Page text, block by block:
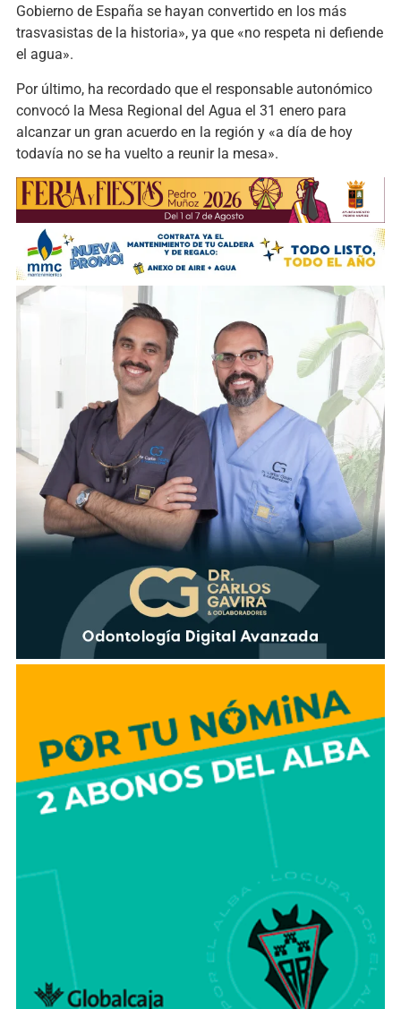
Gobierno de España se hayan convertido en los más
trasvasistas de la historia», ya que «no respeta ni defiende
el agua».
Por último, ha recordado que el responsable autonómico
convocó la Mesa Regional del Agua el 31 enero para
alcanzar un gran acuerdo en la región y «a día de hoy
todavía no se ha vuelto a reunir la mesa».